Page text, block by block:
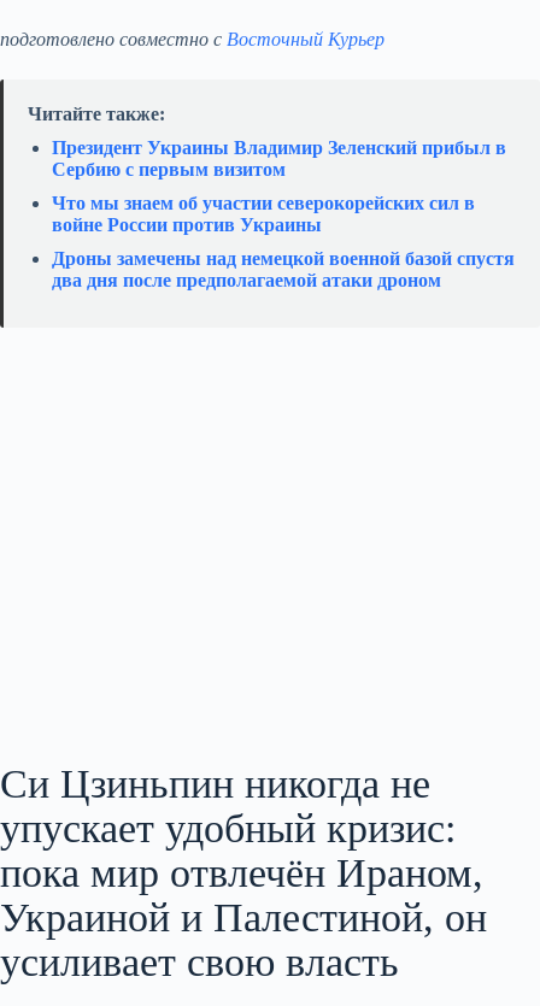
подготовлено совместно с Восточный Курьер
Читайте также:
Президент Украины Владимир Зеленский прибыл в
Сербию с первым визитом
Что мы знаем об участии северокорейских сил в
войне России против Украины
Дроны замечены над немецкой военной базой спустя
два дня после предполагаемой атаки дроном
Си Цзиньпин никогда не
упускает удобный кризис:
пока мир отвлечён Ираном,
Украиной и Палестиной, он
усиливает свою власть